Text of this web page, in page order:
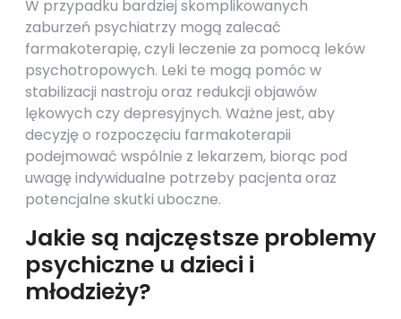
W przypadku bardziej skomplikowanych
zaburzeń psychiatrzy mogą zalecać
farmakoterapię, czyli leczenie za pomocą leków
psychotropowych. Leki te mogą pomóc w
stabilizacji nastroju oraz redukcji objawów
lękowych czy depresyjnych. Ważne jest, aby
decyzję o rozpoczęciu farmakoterapii
podejmować wspólnie z lekarzem, biorąc pod
uwagę indywidualne potrzeby pacjenta oraz
potencjalne skutki uboczne.
Jakie są najczęstsze problemy
psychiczne u dzieci i
młodzieży?